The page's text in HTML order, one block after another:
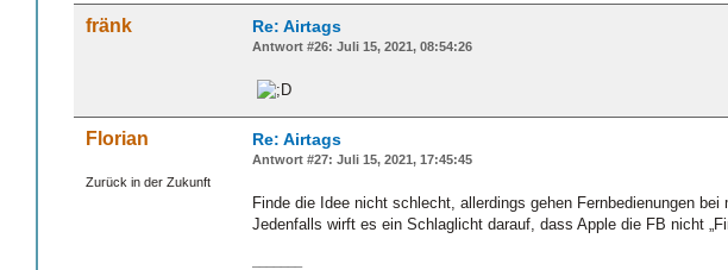
fränk Re: Airtags
Antwort #26: Juli 15, 2021, 08:54:26
Florian
Zurück in der Zukunft
Re: Airtags
Antwort #27: Juli 15, 2021, 17:45:45
Finde die Idee nicht schlecht, allerdings gehen Fernbedienungen
Jedenfalls wirft es ein Schlaglicht darauf, dass Apple die FB nicht